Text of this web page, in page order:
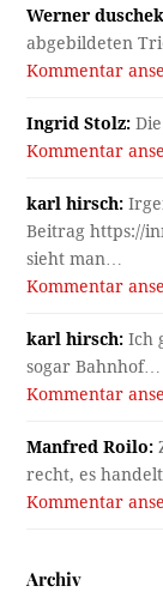
Werner
abgebildeten
Kommentar
Ingrid Stolz:
Kommentar
karl hirsch:
Beitrag https://
sieht man…
Kommentar
karl hirsch: Ich
sogar Bahnhof…
Kommentar
Manfred Roilo:
recht, es
Kommentar
Archiv